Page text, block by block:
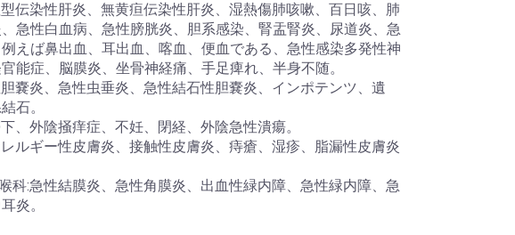
伝染性肝炎、無黄疸伝染性肝炎、湿熱傷肺咳嗽、百日咳、肺
急性白血病、急性膀胱炎、胆系感染、腎盂腎炎、尿道炎、急
えば鼻出血、耳出血、喀血、便血である、急性感染多発性神
能症、脳膜炎、坐骨神経痛、手足痺れ、半身不随。
嚢炎、急性虫垂炎、急性結石性胆嚢炎、インポテンツ、遺
石。
、外陰掻痒症、不妊、閉経、外陰急性潰瘍。
ルギー性皮膚炎、接触性皮膚炎、痔瘡、湿疹、脂漏性皮膚炎
科:急性結膜炎、急性角膜炎、出血性緑内障、急性緑内障、急
炎。